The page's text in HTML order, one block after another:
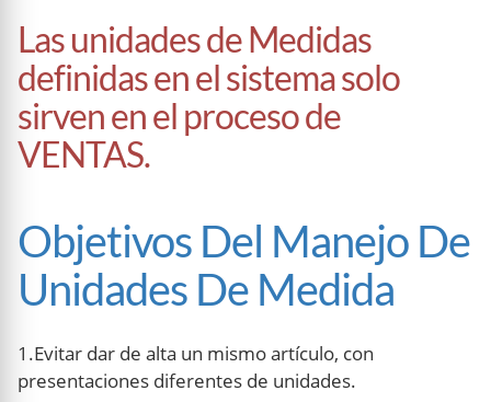
Las unidades de Medidas
definidas en el sistema solo
sirven en el proceso de
VENTAS.
Objetivos Del Manejo De
Unidades De Medida
1.Evitar dar de alta un mismo artículo, con
presentaciones diferentes de unidades.